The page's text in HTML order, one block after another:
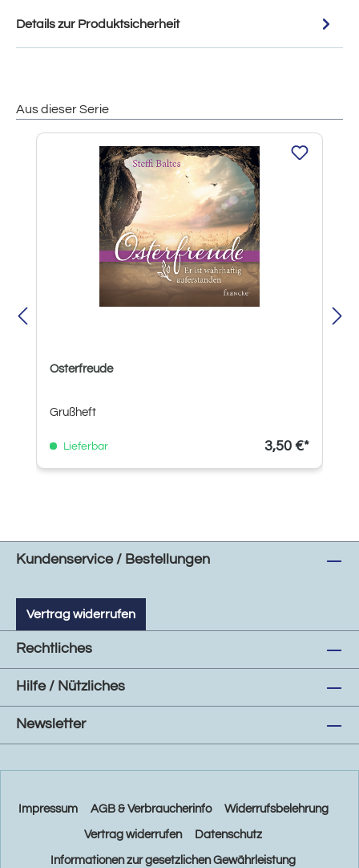
Details zur Produktsicherheit
Aus dieser Serie
Produktgalerie überspringen
Osterfreude
Grußheft
Lieferbar 3,50 €*
Kundenservice / Bestellungen
Vertrag widerrufen
Rechtliches
Hilfe / Nützliches
Newsletter
Impressum AGB & Verbraucherinfo Widerrufsbelehrung
Vertrag widerrufen Datenschutz
Informationen zur gesetzlichen Gewährleistung